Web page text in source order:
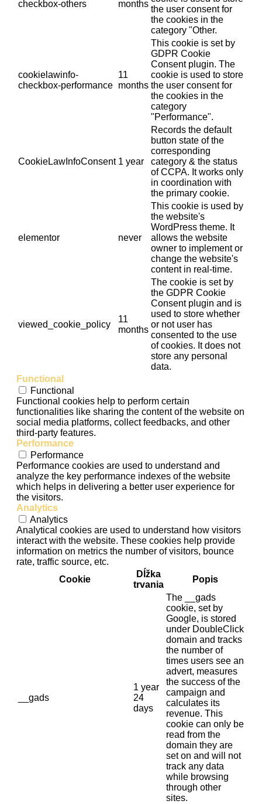
checkbox-others months
the user consent for
the cookies in the
category "Other.
cookielawinfo-
checkbox-performance
11
months
This cookie is set by
GDPR Cookie
Consent plugin. The
cookie is used to store
the user consent for
the cookies in the
category
"Performance".
CookieLawInfoConsent 1 year
Records the default
button state of the
corresponding
category & the status
of CCPA. It works only
in coordination with
the primary cookie.
elementor never
This cookie is used by
the website's
WordPress theme. It
allows the website
owner to implement or
change the website's
content in real-time.
viewed_cookie_policy
11
months
The cookie is set by
the GDPR Cookie
Consent plugin and is
used to store whether
or not user has
consented to the use
of cookies. It does not
store any personal
data.
Functional
Functional
Functional cookies help to perform certain
functionalities like sharing the content of the website on
social media platforms, collect feedbacks, and other
third-party features.
Performance
Performance
Performance cookies are used to understand and
analyze the key performance indexes of the website
which helps in delivering a better user experience for
the visitors.
Analytics
Analytics
Analytical cookies are used to understand how visitors
interact with the website. These cookies help provide
information on metrics the number of visitors, bounce
rate, traffic source, etc.
Cookie
Dĺžka
trvania
Popis
__gads
1 year
24
days
The __gads
cookie, set by
Google, is stored
under DoubleClick
domain and tracks
the number of
times users see an
advert, measures
the success of the
campaign and
calculates its
revenue. This
cookie can only be
read from the
domain they are
set on and will not
track any data
while browsing
through other
sites.